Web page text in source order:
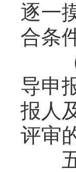
逐一
合条
（
导申
报人
评审